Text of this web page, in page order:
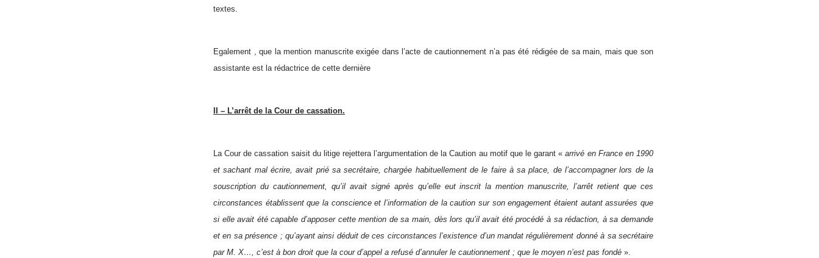
textes.
Egalement , que la mention manuscrite exigée dans l’acte de cautionnement n’a pas été rédigée de sa main, mais que son
assistante est la rédactrice de cette dernière
II – L’arrêt de la Cour de cassation.
La Cour de cassation saisit du litige rejettera l’argumentation de la Caution au motif que le garant «arrivé en France en 1990
et sachant mal écrire, avait prié sa secrétaire, chargée habituellement de le faire à sa place, de l’accompagner lors de la
souscription du cautionnement, qu’il avait signé après qu’elle eut inscrit la mention manuscrite, l’arrêt retient que ces
circonstances établissent que la conscience et l’information de la caution sur son engagement étaient autant assurées que
si elle avait été capable d’apposer cette mention de sa main, dès lors qu’il avait été procédé à sa rédaction, à sa demande
et en sa présence ; qu’ayant ainsi déduit de ces circonstances l’existence d’un mandat régulièrement donné à sa secrétaire
par M. X…, c’est à bon droit que la cour d’appel a refusé d’annuler le cautionnement ; que le moyen n’est pas fondé ».